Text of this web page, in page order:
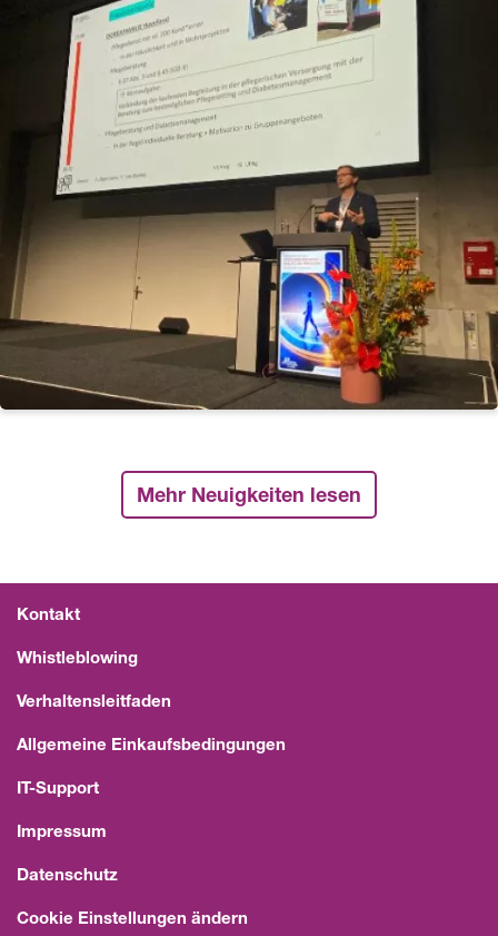
Mehr Neuigkeiten lesen
Kontakt
Whistleblowing
Verhaltensleitfaden
Allgemeine Einkaufsbedingungen
IT-Support
Impressum
Datenschutz
Cookie Einstellungen ändern